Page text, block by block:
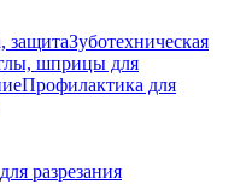
защитаЗуботехническая
шприцы для
Профилактика для
разрезания